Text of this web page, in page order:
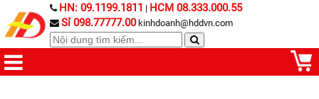
HN: 09.1199.1811 | HCM 08.333.000.55
Sỉ 098.77777.00 kinhdoanh@hddvn.com